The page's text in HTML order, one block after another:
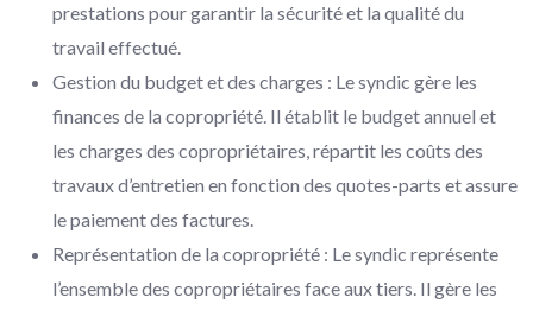
prestations pour garantir la sécurité et la qualité du
travail effectué.
Gestion du budget et des charges : Le syndic gère les
finances de la copropriété. Il établit le budget annuel et
les charges des copropriétaires, répartit les coûts des
travaux d’entretien en fonction des quotes-parts et assure
le paiement des factures.
Représentation de la copropriété : Le syndic représente
l’ensemble des copropriétaires face aux tiers. Il gère les